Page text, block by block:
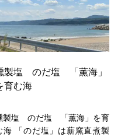
製塩 のだ塩 「薫海」
育む海
製塩 のだ塩 「薫海」を育
海 「のだ塩」は薪窯直煮製